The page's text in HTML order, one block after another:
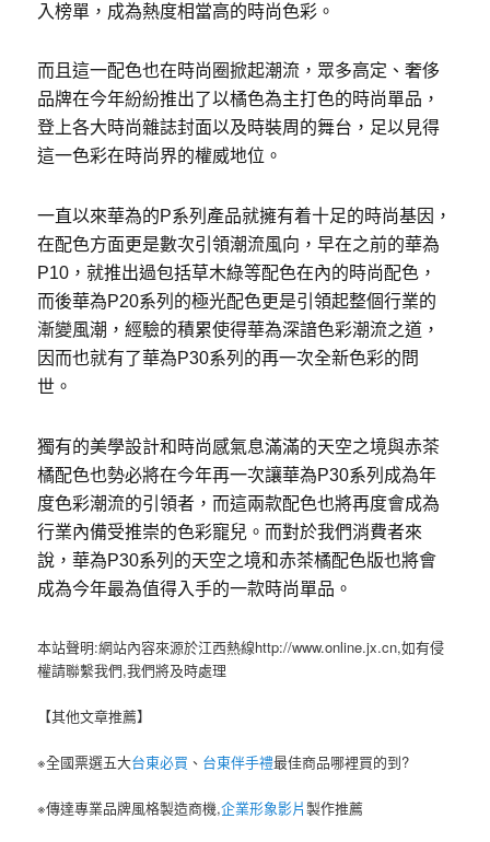
入榜單，成為熱度相當高的時尚色彩。
而且這一配色也在時尚圈掀起潮流，眾多高定、奢侈
品牌在今年紛紛推出了以橘色為主打色的時尚單品，
登上各大時尚雜誌封面以及時裝周的舞台，足以見得
這一色彩在時尚界的權威地位。
一直以來華為的P系列產品就擁有着十足的時尚基因，
在配色方面更是數次引領潮流風向，早在之前的華為
P10，就推出過包括草木綠等配色在內的時尚配色，
而後華為P20系列的極光配色更是引領起整個行業的
漸變風潮，經驗的積累使得華為深諳色彩潮流之道，
因而也就有了華為P30系列的再一次全新色彩的問
世。
獨有的美學設計和時尚感氣息滿滿的天空之境與赤茶
橘配色也勢必將在今年再一次讓華為P30系列成為年
度色彩潮流的引領者，而這兩款配色也將再度會成為
行業內備受推崇的色彩寵兒。而對於我們消費者來
說，華為P30系列的天空之境和赤茶橘配色版也將會
成為今年最為值得入手的一款時尚單品。
本站聲明:網站內容來源於江西熱線http://www.online.jx.cn,如有侵
權請聯繫我們,我們將及時處理
【其他文章推薦】
※全國票選五大台東必買 、 台東伴手禮最佳商品哪裡買的到?
※傳達專業品牌風格製造商機,企業形象影片製作推薦